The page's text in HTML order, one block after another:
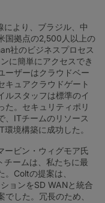
より、ブラジル、中
国拠点の2,500人以上の
社のビジネスプロセス
に簡単にアクセスでき
ーザーはクラウドベー
キュアクラウドゲート
ルスタッフは標準のイ
た。セキュリティポリ
、ITチームのリソース
境構築に成功した。
ービン・ウィグモア氏
チームは、私たちに最
Coltの提案は、
ョンをSD WANと統合
した。冗長のため、